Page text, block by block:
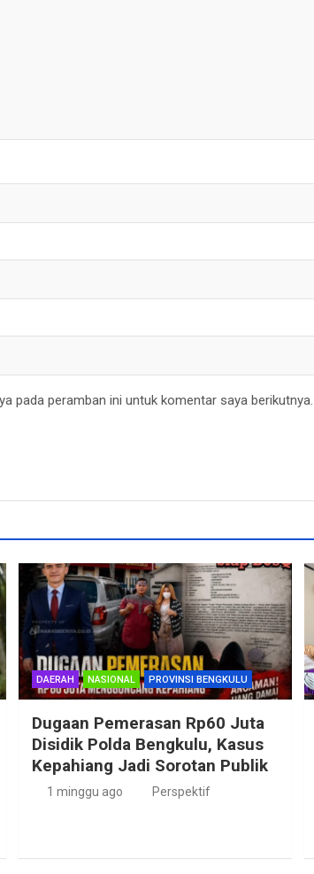
pada peramban ini untuk komentar saya berikutnya.
DAERAH NASIONAL PROVINSI BENGKULU
Dugaan Pemerasan Rp60 Juta
Disidik Polda Bengkulu, Kasus
Kepahiang Jadi Sorotan Publik
1 minggu ago Perspektif